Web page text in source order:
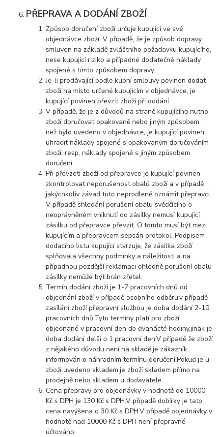
PŘEPRAVA A DODÁNÍ ZBOŽÍ
Způsob doručení zboží určuje kupující ve své
objednávce zboží. V případě, že je způsob dopravy
smluven na základě zvláštního požadavku kupujícího,
nese kupující riziko a případné dodatečné náklady
spojené s tímto způsobem dopravy.
Je-li prodávající podle kupní smlouvy povinen dodat
zboží na místo určené kupujícím v objednávce, je
kupující povinen převzít zboží při dodání.
V případě, že je z důvodů na straně kupujícího nutno
zboží doručovat opakovaně nebo jiným způsobem,
než bylo uvedeno v objednávce, je kupující povinen
uhradit náklady spojené s opakovaným doručováním
zboží, resp. náklady spojené s jiným způsobem
doručení.
Při převzetí zboží od přepravce je kupující povinen
zkontrolovat neporušenost obalů zboží a v případě
jakýchkoliv závad toto neprodleně oznámit přepravci.
V případě shledání porušení obalu svědčícího o
neoprávněném vniknutí do zásilky nemusí kupující
zásilku od přepravce převzít. O tomto musí být mezi
kupujícím a přepravcem sepsán protokol. Podpisem
dodacího listu kupující stvrzuje, že zásilka zboží
splňovala všechny podmínky a náležitosti a na
případnou pozdější reklamaci ohledně porušení obalu
zásilky nemůže být brán zřetel.
Termín dodání zboží je 1-7 pracovních dnů od
objednání zboží v případě osobního odběru,v případě
zasílání zboží přepravní službou je doba dodání 2-10
pracovních dnů.Tyto termíny platí pro zboží
objednané v pracovní den do dvanácté hodiny,jinak je
doba dodání delší o 1 pracovní den.V případě že zboží
z nějakého důvodu není na skladě,je zákazník
informován o náhradním termínu doručení.Pokud je u
zboží uvedeno skladem,je zboží skladem přímo na
prodejně nebo skladem u dodavatele.
Cena přepravy pro objednávky v hodnotě do 10000
Kč s DPH je 130 Kč s DPH.V případě dobírky je tato
cena navýšena o 30 Kč s DPH.V případě objednávky v
hodnotě nad 10000 Kč s DPH není přepravné
účtováno.